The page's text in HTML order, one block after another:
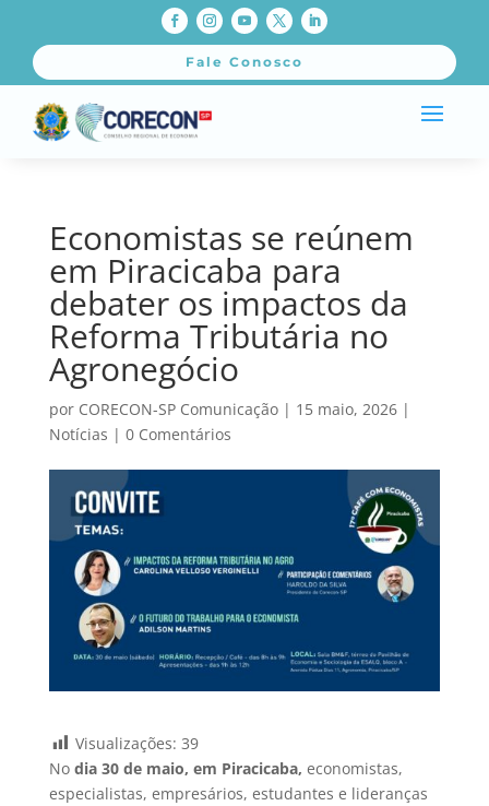
Fale Conosco
Economistas se reúnem
em Piracicaba para
debater os impactos da
Reforma Tributária no
Agronegócio
por CORECON-SP Comunicação| 15 maio, 2026|
Notícias | 0 Comentários
Visualizações: 39
No dia 30 de maio, em Piracicaba, economistas,
especialistas, empresários, estudantes e lideranças